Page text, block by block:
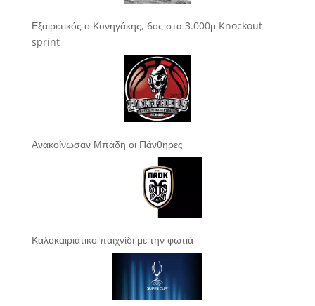
Εξαιρετικός ο Κυνηγάκης, 6ος στα 3.000μ Knockout
sprint
Ανακοίνωσαν Μπάδη οι Πάνθηρες
Καλοκαιριάτικο παιχνίδι με την φωτιά